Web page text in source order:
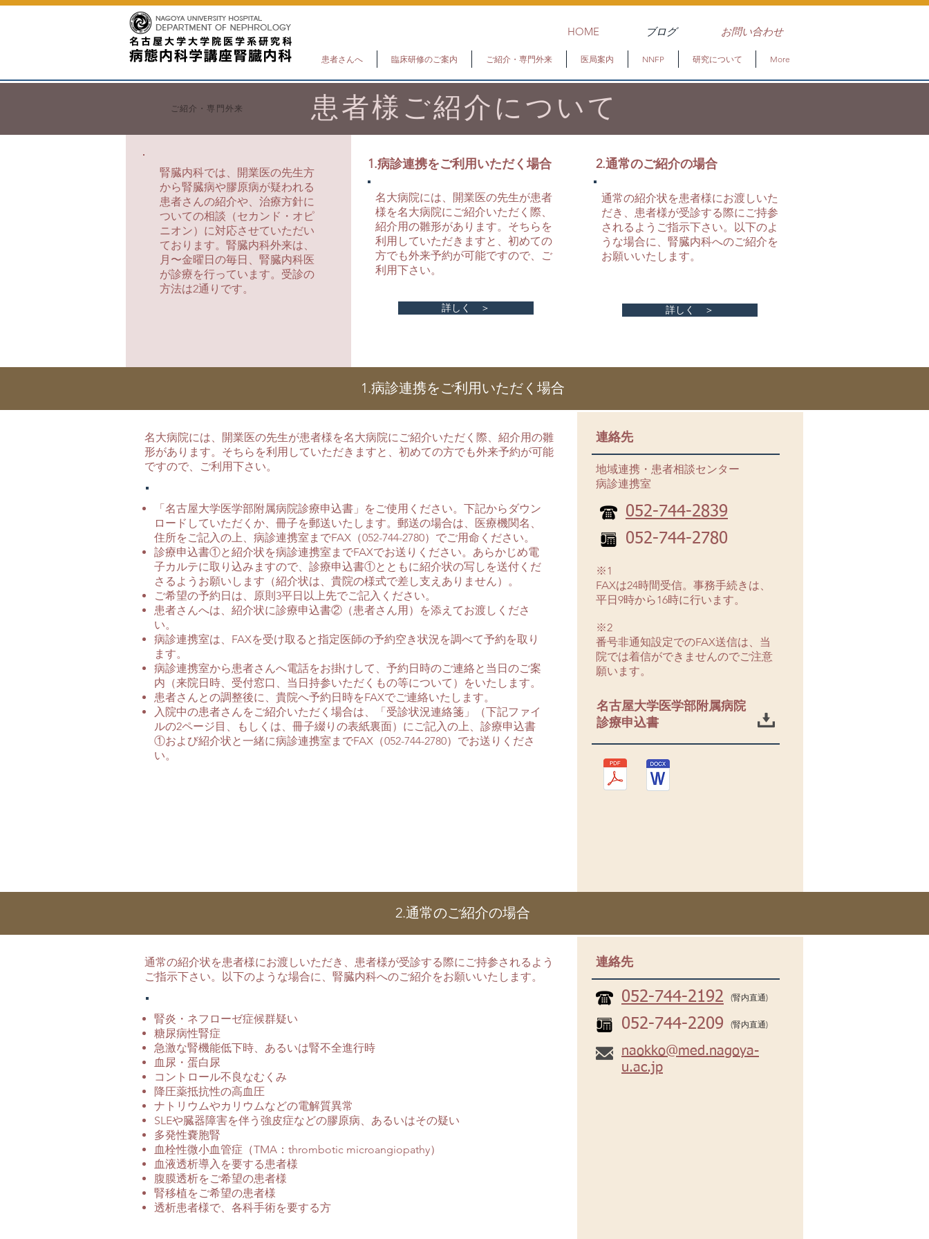
HOME ブログ お問い合わせ
患者さんへ 臨床研修のご案内 ご紹介・専門外来 医局案内 NNFP 研究について More
ご紹介・専門外来 患者様ご紹介について
腎臓内科では、開業医の先生方
から腎臓病や膠原病が疑われる
患者さんの紹介や、治療方針に
ついての相談（セカンド・オピ
ニオン）に対応させていただい
ております。腎臓内科外来は、
月〜金曜日の毎日、腎臓内科医
が診療を行っています。 受診の
方法は2通りです。
1.病診連携をご利用いただく場合
名大病院には、開業医の先生が患者
様を名大病院にご紹介いただく際、
紹介用の雛形があります。そちらを
利用していただきますと、初めての
方でも外来予約が可能ですので、ご
利用下さい。
詳しく ＞
2.通常のご紹介の場合
通常の紹介状を患者様にお渡しいた
だき、患者様が受診する際にご持参
されるようご指示下さい。以下のよ
うな場合に、腎臓内科へのご紹介を
お願いいたします。
詳しく ＞
1.病診連携をご利用いただく場合
名大病院には、開業医の先生が患者様を名大病院にご紹介いただく際、紹介用の雛
形があります。そちらを利用していただきますと、初めての方でも外来予約が可能
ですので、ご利用下さい。
「名古屋大学医学部附属病院診療申込書」をご使用ください。下記からダウン
ロードしていただくか、冊子を郵送いたします。郵送の場合は、医療機関名、
住所をご記入の上、病診連携室までFAX（052-744-2780）でご用命ください。
診療申込書①と紹介状を病診連携室までFAXでお送りください。あらかじめ電
子カルテに取り込みますので、診療申込書①とともに紹介状の写しを送付くだ
さるようお願いします（紹介状は、貴院の様式で差し支えありません）。
ご希望の予約日は、原則3平日以上先でご記入ください。
患者さんへは、紹介状に診療申込書②（患者さん用）を添えてお渡しくださ
い。
病診連携室は、FAXを受け取ると指定医師の予約空き状況を調べて予約を取り
ます。
病診連携室から患者さんへ電話をお掛けして、予約日時のご連絡と当日のご案
内（来院日時、受付窓口、当日持参いただくもの等について）をいたします。
患者さんとの調整後に、貴院へ予約日時をFAXでご連絡いたします。
入院中の患者さんをご紹介いただく場合は、「受診状況連絡箋」（下記ファイ
ルの2ページ目、もしくは、冊子綴りの表紙裏面）にご記入の上、診療申込書
①および紹介状と一緒に病診連携室までFAX（052-744-2780）でお送りくださ
い。
連絡先
地域連携・患者相談センター
病診連携室
052-744-2839
052-744-2780
※1
FAXは24時間受信。事務手続きは、
平日9時から16時に行います。
※2
番号非通知設定でのFAX送信は、当
院では着信ができませんのでご注意
願います。
名古屋大学医学部附属病院
診療申込書
2.通常のご紹介の場合
通常の紹介状を患者様にお渡しいただき、患者様が受診する際にご持参されるよう
ご指示下さい。以下のような場合に、腎臓内科へのご紹介をお願いいたします。
腎炎・ネフローゼ症候群疑い
糖尿病性腎症
急激な腎機能低下時、あるいは腎不全進行時
血尿・蛋白尿
コントロール不良なむくみ
降圧薬抵抗性の高血圧
ナトリウムやカリウムなどの電解質異常
SLEや臓器障害を伴う強皮症などの膠原病、あるいはその疑い
多発性嚢胞腎
血栓性微小血管症（TMA：thrombotic microangiopathy）
血液透析導入を要する患者様
腹膜透析をご希望の患者様
腎移植をご希望の患者様
透析患者様で、各科手術を要する方
連絡先
(腎内直通)
052-744-2192
052-744-2209
(腎内直通)
naokko@med.nagoya-
u.ac.jp